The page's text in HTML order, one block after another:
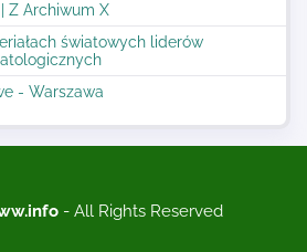
Z Archiwum X
światowych liderów
- Warszawa
- All Rights Reserved